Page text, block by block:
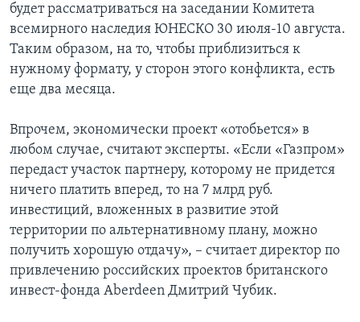
будет рассматриваться на заседании Комитета
всемирного наследия ЮНЕСКО 30 июля-10 августа.
Таким образом, на то, чтобы приблизиться к
нужному формату, у сторон этого конфликта, есть
еще два месяца.
Впрочем, экономически проект «отобьется» в
любом случае, считают эксперты. «Если «Газпром»
передаст участок партнеру, которому не придется
ничего платить вперед, то на 7 млрд руб.
инвестиций, вложенных в развитие этой
территории по альтернативному плану, можно
получить хорошую отдачу», – считает директор по
привлечению российских проектов британского
инвест-фонда Aberdeen Дмитрий Чубик.